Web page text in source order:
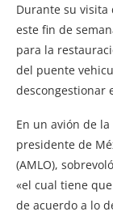
Durante su visita
este fin de
para la
del puente
descongestionar
En un avión de la
presidente de
(AMLO),
«el cual tiene
de acuerdo a lo